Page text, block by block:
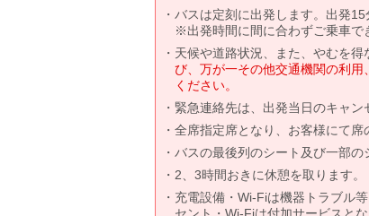
バスは定刻に出発します。出発
※出発時間に間に合わずご乗車で
天候や道路状況、また、やむを得
び、万が一その他交通機関の利
ください。
緊急連絡先は、出発当日のキャン
全席指定席となり、お客様にて席
バスの最後列のシート及び一部の
2、3時間おきに休憩を取ります。
充電設備・Wi-Fiは機器トラブル
セント・Wi-Fiは付加サービスと